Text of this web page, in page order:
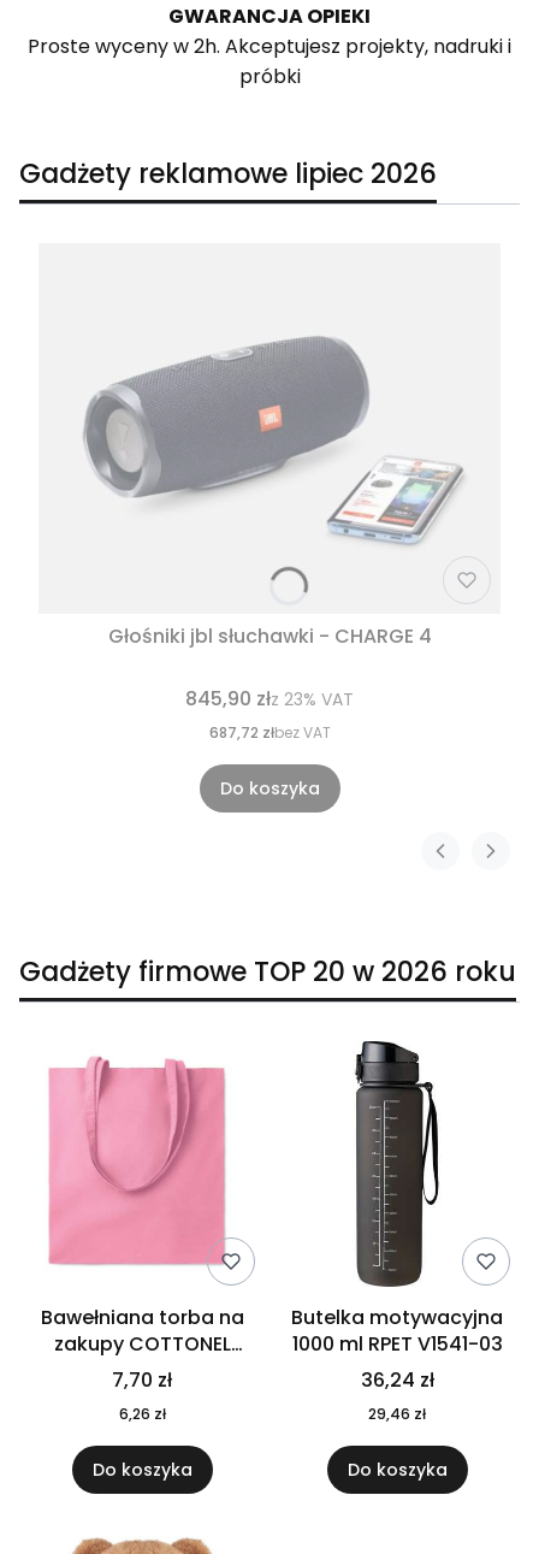
GWARANCJA OPIEKI
Proste wyceny w 2h. Akceptujesz projekty, nadruki i
próbki
Gadżety reklamowe lipiec 2026
Głośniki jbl słuchawki - CHARGE 4
845,90 złz 23% VAT
687,72 złbez VAT
Do koszyka
Gadżety firmowe TOP 20 w 2026 roku
Bawełniana torba na
zakupy COTTONEL
COLOUR++ MO9846-11
7,70 zł
6,26 zł
Do koszyka
Butelka motywacyjna
1000 ml RPET V1541-03
36,24 zł
29,46 zł
Do koszyka